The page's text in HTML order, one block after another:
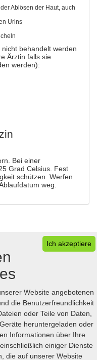
Ablösen der Haut, auch
Urins
behandelt werden
Ärztin falls sie
werden):
Bei einer
Grad Celsius. Fest
schützen. Werfen
weg.
Desktop version
Alle Rechte Vorbehalten
online pharmacy.
issued 05/21/2025.
(800) 041-87-44
Ich akzeptiere
Website angebotenen
die Benutzerfreundlichkeit
oder Teile von Daten,
heruntergeladen oder
Informationen über Ihre
einiger Dienste
die auf unserer Website